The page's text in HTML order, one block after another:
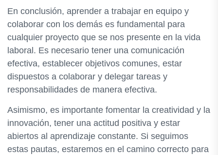
En conclusión, aprender a trabajar en equipo y
colaborar con los demás es fundamental para
cualquier proyecto que se nos presente en la vida
laboral. Es necesario tener una comunicación
efectiva, establecer objetivos comunes, estar
dispuestos a colaborar y delegar tareas y
responsabilidades de manera efectiva.
Asimismo, es importante fomentar la creatividad y la
innovación, tener una actitud positiva y estar
abiertos al aprendizaje constante. Si seguimos
estas pautas, estaremos en el camino correcto para